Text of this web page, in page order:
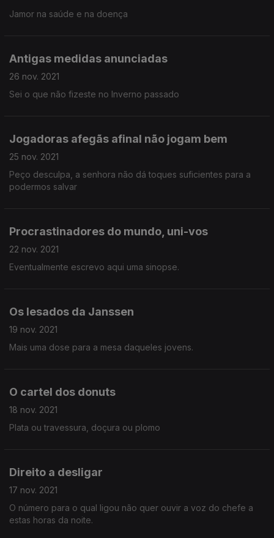
Jamor na saúde e na doença
Antigas medidas anunciadas
26 nov. 2021
Sei o que não fizeste no Inverno passado
Jogadoras afegãs afinal não jogam bem
25 nov. 2021
Peço desculpa, a senhora não dá toques suficientes para a
podermos salvar
Procrastinadores do mundo, uni-vos
22 nov. 2021
Eventualmente escrevo aqui uma sinopse.
Os lesados da Janssen
19 nov. 2021
Mais uma dose para a mesa daqueles jovens.
O cartel dos donuts
18 nov. 2021
Plata ou travessura, doçura ou plomo
Direito a desligar
17 nov. 2021
O número para o qual ligou não quer ouvir a voz do chefe a
estas horas da noite.